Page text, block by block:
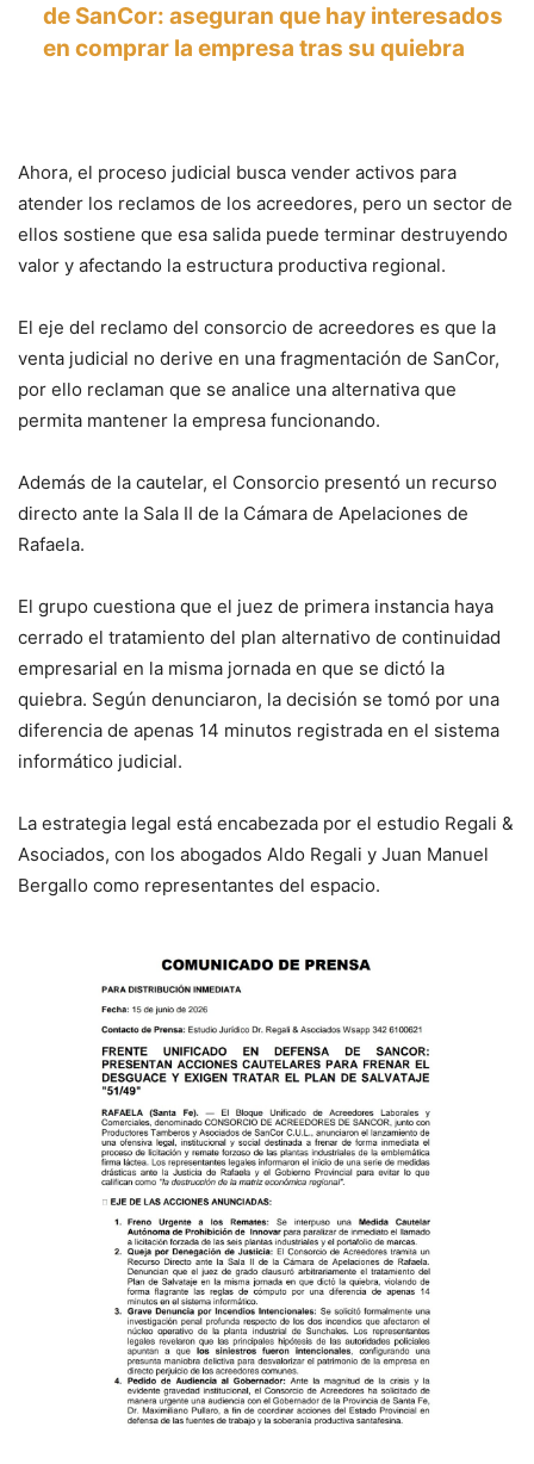
de SanCor: aseguran que hay interesados
en comprar la empresa tras su quiebra
Ahora, el proceso judicial busca vender activos para
atender los reclamos de los acreedores, pero un sector de
ellos sostiene que esa salida puede terminar destruyendo
valor y afectando la estructura productiva regional.
El eje del reclamo del consorcio de acreedores es que la
venta judicial no derive en una fragmentación de SanCor,
por ello reclaman que se analice una alternativa que
permita mantener la empresa funcionando.
Además de la cautelar, el Consorcio presentó un recurso
directo ante la Sala II de la Cámara de Apelaciones de
Rafaela.
El grupo cuestiona que el juez de primera instancia haya
cerrado el tratamiento del plan alternativo de continuidad
empresarial en la misma jornada en que se dictó la
quiebra. Según denunciaron, la decisión se tomó por una
diferencia de apenas 14 minutos registrada en el sistema
informático judicial.
La estrategia legal está encabezada por el estudio Regali &
Asociados, con los abogados Aldo Regali y Juan Manuel
Bergallo como representantes del espacio.